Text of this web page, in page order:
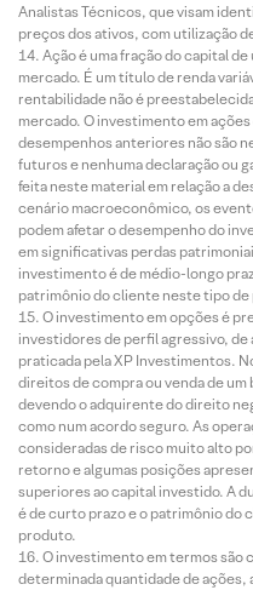
Analistas Técnicos, que visam
preços dos ativos, com utilização
Ação é uma fração do capital
mercado. É um título de renda
rentabilidade não é
mercado. O investimento em
desempenhos anteriores não são
futuros e nenhuma declaração ou
feita neste material em relação a
cenário macroeconômico, os
podem afetar o desempenho do
em significativas perdas
investimento é de médio-longo
patrimônio do cliente neste tipo
O investimento em opções é
investidores de perfil agressivo,
praticada pela XP Investimentos.
direitos de compra ou venda de
devendo o adquirente do direito
como num acordo seguro. As
consideradas de risco muito alto
retorno e algumas posições
superiores ao capital investido. A
é de curto prazo e o patrimônio do
produto.
O investimento em termos são
determinada quantidade de ações,